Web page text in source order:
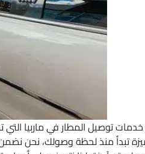
توصيل المطار في ماربيا التي
تبدأ منذ لحظة وصولك، نحن